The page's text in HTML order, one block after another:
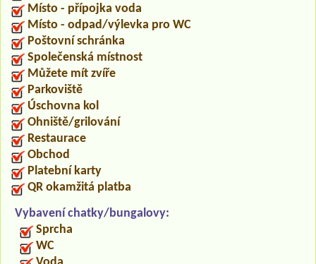
Místo - přípojka voda
Místo - odpad/výlevka pro WC
Poštovní schránka
Společenská místnost
Můžete mít zvíře
Parkoviště
Úschovna kol
Ohniště/grilování
Restaurace
Obchod
Platební karty
QR okamžitá platba
Vybavení chatky/bungalovy:
Sprcha
WC